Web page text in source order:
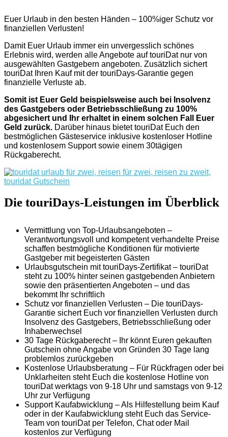
Euer Urlaub in den besten Händen – 100%iger Schutz vor
finanziellen Verlusten!
Damit Euer Urlaub immer ein unvergesslich schönes
Erlebnis wird, werden alle Angebote auf touriDat nur von
ausgewählten Gastgebern angeboten. Zusätzlich sichert
touriDat Ihren Kauf mit der touriDays-Garantie gegen
finanzielle Verluste ab.
Somit ist Euer Geld beispielsweise auch bei Insolvenz
des Gastgebers oder Betriebsschließung zu 100%
abgesichert und Ihr erhaltet in einem solchen Fall Euer
Geld zurück. Darüber hinaus bietet touriDat Euch den
bestmöglichen Gästeservice inklusive kostenloser Hotline
und kostenlosem Support sowie einem 30tägigen
Rückgaberecht.
Die touriDays-Leistungen im Überblick
Vermittlung von Top-Urlaubsangeboten –
Verantwortungsvoll und kompetent verhandelte Preise
schaffen bestmögliche Konditionen für motivierte
Gastgeber mit begeisterten Gästen
Urlaubsgutschein mit touriDays-Zertifikat – touriDat
steht zu 100% hinter seinen gastgebenden Anbietern
sowie den präsentierten Angeboten – und das
bekommt Ihr schriftlich
Schutz vor finanziellen Verlusten – Die touriDays-
Garantie sichert Euch vor finanziellen Verlusten durch
Insolvenz des Gastgebers, Betriebsschließung oder
Inhaberwechsel
30 Tage Rückgaberecht – Ihr könnt Euren gekauften
Gutschein ohne Angabe von Gründen 30 Tage lang
problemlos zurückgeben
Kostenlose Urlaubsberatung – Für Rückfragen oder bei
Unklarheiten steht Euch die kostenlose Hotline von
touriDat werktags von 9-18 Uhr und samstags von 9-12
Uhr zur Verfügung
Support Kaufabwicklung – Als Hilfestellung beim Kauf
oder in der Kaufabwicklung steht Euch das Service-
Team von touriDat per Telefon, Chat oder Mail
kostenlos zur Verfügung